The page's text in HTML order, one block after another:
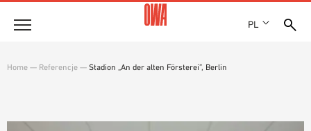
PL
LOKALIZACJE
PRZEGLĄD PRODUKTÓW
Home — Referencje — Stadion „An der alten Försterei”, Berlin